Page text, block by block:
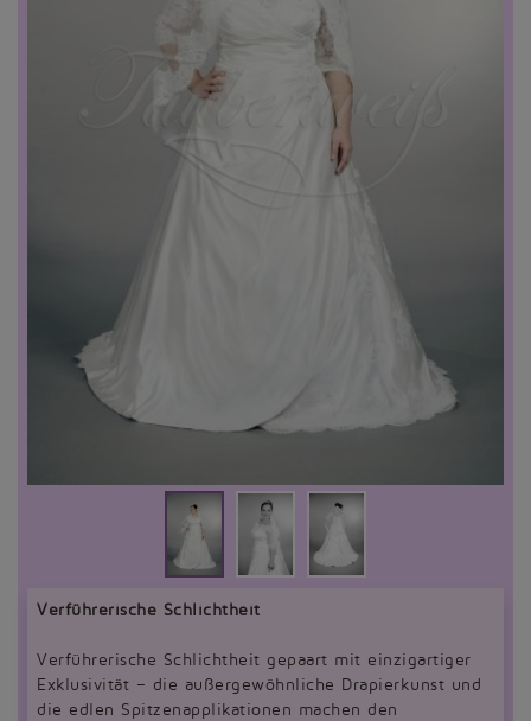
Verführerische Schlichtheit
Verführerische Schlichtheit gepaart mit einzigartiger
Exklusivität – die außergewöhnliche Drapierkunst und
die edlen Spitzenapplikationen machen den